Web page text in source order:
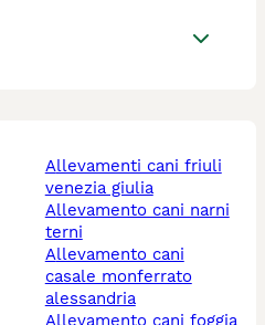
allevamenti cani friuli
venezia giulia
allevamento cani narni
terni
allevamento cani
casale monferrato
alessandria